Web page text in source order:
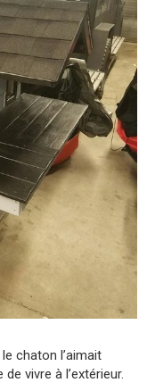
chaton l’aimait
vivre à l’extérieur.